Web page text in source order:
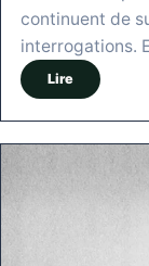
continuent de
interrogations.
Lire